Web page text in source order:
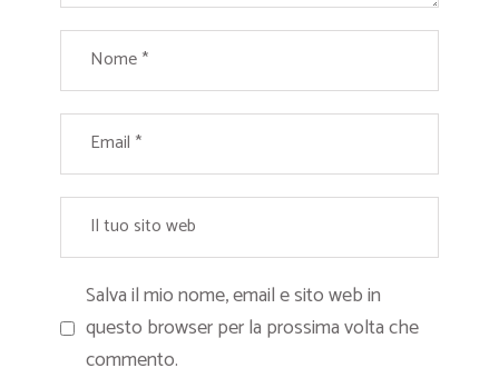
Salva il mio nome, email e sito web in
questo browser per la prossima volta che
commento.